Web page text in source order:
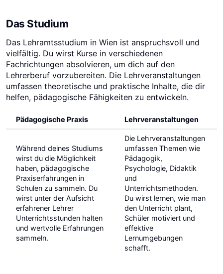
Das Studium
Das Lehramtsstudium in Wien ist anspruchsvoll und
vielfältig. Du wirst Kurse in verschiedenen
Fachrichtungen absolvieren, um dich auf den
Lehrerberuf vorzubereiten. Die Lehrveranstaltungen
umfassen theoretische und praktische Inhalte, die dir
helfen, pädagogische Fähigkeiten zu entwickeln.
Pädagogische Praxis Lehrveranstaltungen
Während deines Studiums
wirst du die Möglichkeit
haben, pädagogische
Praxiserfahrungen in
Schulen zu sammeln. Du
wirst unter der Aufsicht
erfahrener Lehrer
Unterrichtsstunden halten
und wertvolle Erfahrungen
sammeln.
Die Lehrveranstaltungen
umfassen Themen wie
Pädagogik,
Psychologie, Didaktik
und
Unterrichtsmethoden.
Du wirst lernen, wie man
den Unterricht plant,
Schüler motiviert und
effektive
Lernumgebungen
schafft.